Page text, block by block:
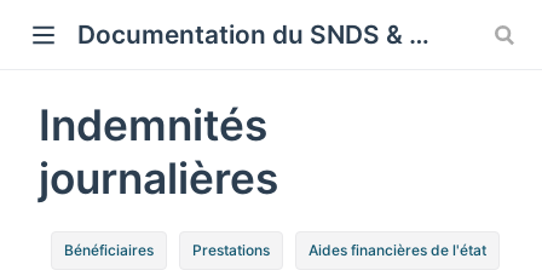
Documentation du SNDS & SNDS OMOP
Indemnités
journalières
Bénéficiaires Prestations Aides financières de l'état